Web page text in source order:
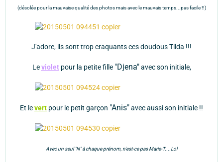
(désolée pour la mauvaise qualité des photos mais avec le mauvais temps...pas facile !!)
J'adore, ils sont trop craquants ces doudous Tilda !!!
Levioletpour la petite fille "Djena"avec son initiale,
Et levert pour le petit garçon "Anis"avec aussi son initiale !!
Avec un seul "N" à chaque prénom, n'est-ce pas Marie-T....Lol